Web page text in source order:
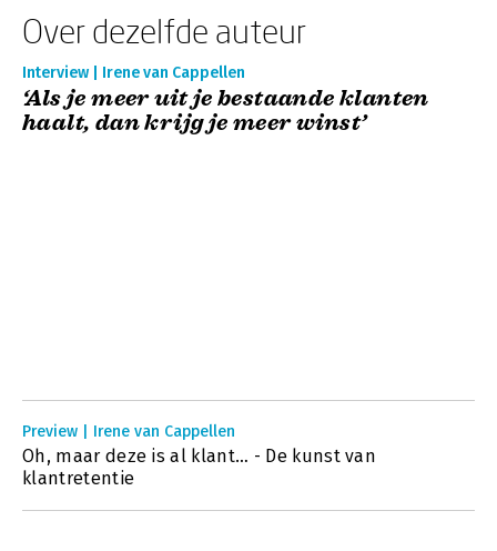
Over dezelfde auteur
Interview | Irene van Cappellen
‘Als je meer uit je bestaande klanten
haalt, dan krijg je meer winst’
Preview | Irene van Cappellen
Oh, maar deze is al klant… - De kunst van
klantretentie